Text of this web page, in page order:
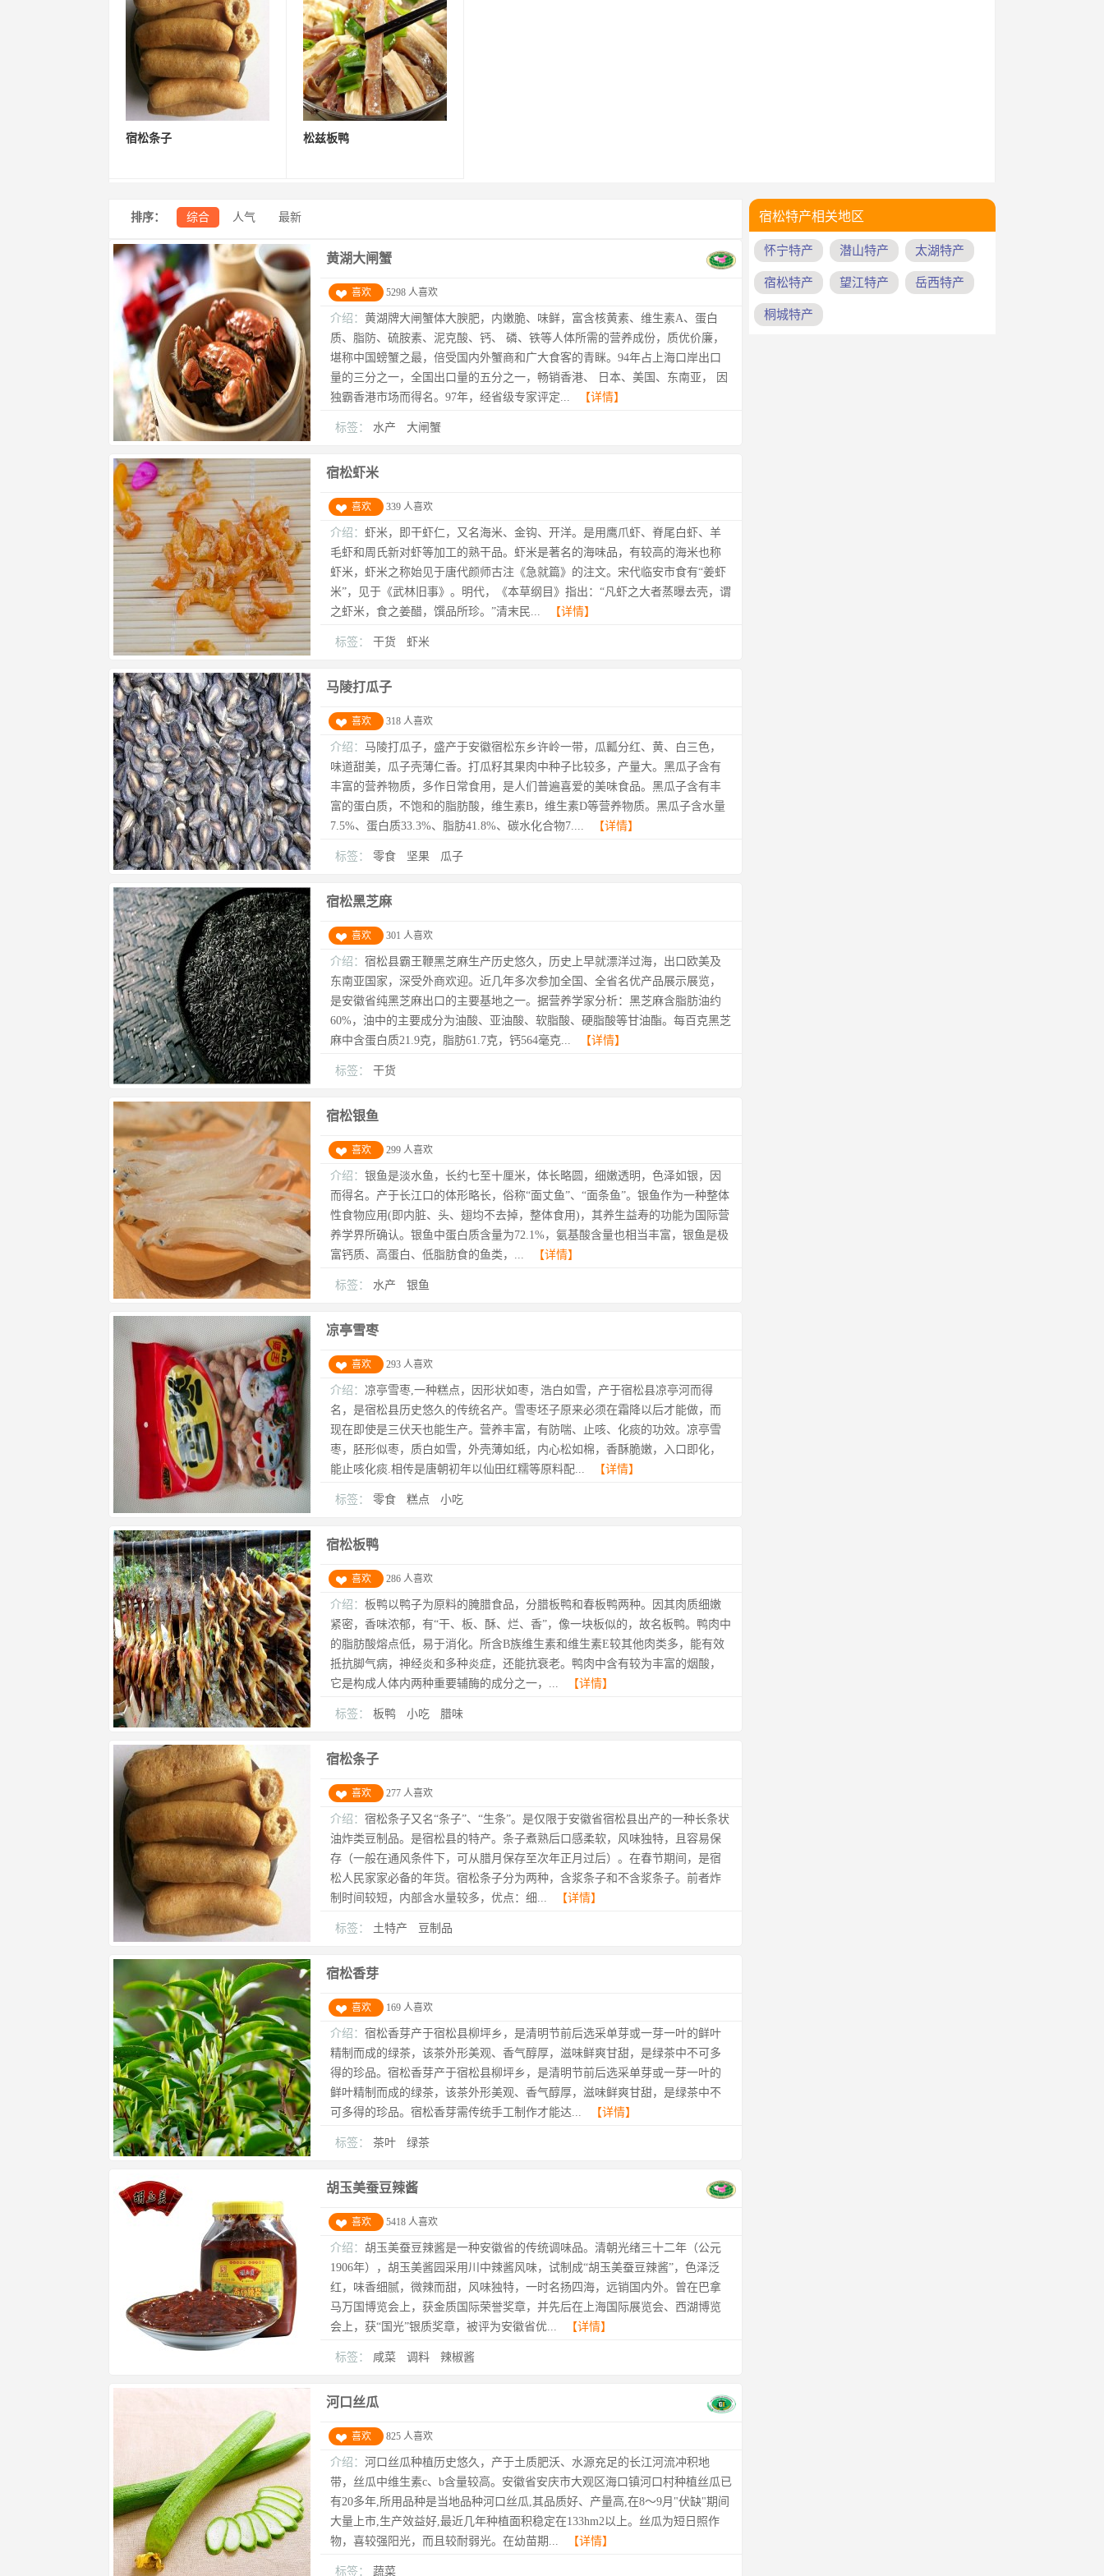
宿松条子 松兹板鸭
排序： 综合 人气 最新
黄湖大闸蟹
喜欢 5298 人喜欢
介绍： 黄湖牌大闸蟹体大腴肥，内嫩脆、味鲜，富含核黄素、维生素A、蛋白
质、脂防、硫胺素、泥克酸、钙、 磷、铁等人体所需的营养成份，质优价廉，
堪称中国螃蟹之最，倍受国内外蟹商和广大食客的青眯。94年占上海口岸出口
量的三分之一，全国出口量的五分之一，畅销香港、 日本、美国、东南亚， 因
独霸香港市场而得名。97年，经省级专家评定...
【详情】
标签： 水产 大闸蟹
宿松虾米
喜欢 339 人喜欢
介绍： 虾米，即干虾仁，又名海米、金钩、开洋。是用鹰爪虾、脊尾白虾、羊
毛虾和周氏新对虾等加工的熟干品。虾米是著名的海味品，有较高的海米也称
虾米，虾米之称始见于唐代颜师古注《急就篇》的注文。宋代临安市食有“姜虾
米”，见于《武林旧事》。明代，《本草纲目》指出：“凡虾之大者蒸曝去壳，谓
之虾米，食之姜醋，馔品所珍。”清末民...
【详情】
标签： 干货 虾米
马陵打瓜子
喜欢 318 人喜欢
介绍： 马陵打瓜子，盛产于安徽宿松东乡许岭一带，瓜瓤分红、黄、白三色，
味道甜美，瓜子壳薄仁香。打瓜籽其果肉中种子比较多，产量大。黑瓜子含有
丰富的营养物质，多作日常食用，是人们普遍喜爱的美味食品。黑瓜子含有丰
富的蛋白质，不饱和的脂肪酸，维生素B，维生素D等营养物质。黑瓜子含水量
7.5%、蛋白质33.3%、脂肪41.8%、碳水化合物7....
【详情】
标签： 零食 坚果 瓜子
宿松黑芝麻
喜欢 301 人喜欢
介绍： 宿松县霸王鞭黑芝麻生产历史悠久，历史上早就漂洋过海，出口欧美及
东南亚国家，深受外商欢迎。近几年多次参加全国、全省名优产品展示展览，
是安徽省纯黑芝麻出口的主要基地之一。据营养学家分析：黑芝麻含脂肪油约
60%，油中的主要成分为油酸、亚油酸、软脂酸、硬脂酸等甘油酯。每百克黑芝
麻中含蛋白质21.9克，脂肪61.7克，钙564毫克...
【详情】
标签： 干货
宿松银鱼
喜欢 299 人喜欢
介绍： 银鱼是淡水鱼，长约七至十厘米，体长略圆，细嫩透明，色泽如银，因
而得名。产于长江口的体形略长，俗称“面丈鱼”、“面条鱼”。银鱼作为一种整体
性食物应用(即内脏、头、翅均不去掉，整体食用)，其养生益寿的功能为国际营
养学界所确认。银鱼中蛋白质含量为72.1%，氨基酸含量也相当丰富，银鱼是极
富钙质、高蛋白、低脂肪食的鱼类，...
【详情】
标签： 水产 银鱼
凉亭雪枣
喜欢 293 人喜欢
介绍： 凉亭雪枣,一种糕点，因形状如枣，浩白如雪，产于宿松县凉亭河而得
名，是宿松县历史悠久的传统名产。雪枣坯子原来必须在霜降以后才能做，而
现在即使是三伏天也能生产。营养丰富，有防喘、止咳、化痰的功效。凉亭雪
枣，胚形似枣，质白如雪，外壳薄如纸，内心松如棉，香酥脆嫩，入口即化，
能止咳化痰.相传是唐朝初年以仙田红糯等原料配...
【详情】
标签： 零食 糕点 小吃
宿松板鸭
喜欢 286 人喜欢
介绍： 板鸭以鸭子为原料的腌腊食品，分腊板鸭和春板鸭两种。因其肉质细嫩
紧密，香味浓郁，有“干、板、酥、烂、香”，像一块板似的，故名板鸭。鸭肉中
的脂肪酸熔点低，易于消化。所含B族维生素和维生素E较其他肉类多，能有效
抵抗脚气病，神经炎和多种炎症，还能抗衰老。鸭肉中含有较为丰富的烟酸，
它是构成人体内两种重要辅酶的成分之一，...
【详情】
标签： 板鸭 小吃 腊味
宿松条子
喜欢 277 人喜欢
介绍： 宿松条子又名“条子”、“生条”。是仅限于安徽省宿松县出产的一种长条状
油炸类豆制品。是宿松县的特产。条子煮熟后口感柔软，风味独特，且容易保
存（一般在通风条件下，可从腊月保存至次年正月过后）。在春节期间，是宿
松人民家家必备的年货。宿松条子分为两种，含浆条子和不含浆条子。前者炸
制时间较短，内部含水量较多，优点：细...
【详情】
标签： 土特产 豆制品
宿松香芽
喜欢 169 人喜欢
介绍： 宿松香芽产于宿松县柳坪乡，是清明节前后选采单芽或一芽一叶的鲜叶
精制而成的绿茶，该茶外形美观、香气醇厚，滋味鲜爽甘甜，是绿茶中不可多
得的珍品。宿松香芽产于宿松县柳坪乡，是清明节前后选采单芽或一芽一叶的
鲜叶精制而成的绿茶，该茶外形美观、香气醇厚，滋味鲜爽甘甜，是绿茶中不
可多得的珍品。宿松香芽需传统手工制作才能达...
【详情】
标签： 茶叶 绿茶
胡玉美蚕豆辣酱
喜欢 5418 人喜欢
介绍： 胡玉美蚕豆辣酱是一种安徽省的传统调味品。清朝光绪三十二年（公元
1906年），胡玉美酱园采用川中辣酱风味，试制成“胡玉美蚕豆辣酱”，色泽泛
红，味香细腻，微辣而甜，风味独特，一时名扬四海，远销国内外。曾在巴拿
马万国博览会上，获金质国际荣誉奖章，并先后在上海国际展览会、西湖博览
会上，获“国光”银质奖章，被评为安徽省优...
【详情】
标签： 咸菜 调料 辣椒酱
河口丝瓜
喜欢 825 人喜欢
介绍： 河口丝瓜种植历史悠久，产于土质肥沃、水源充足的长江河流冲积地
带，丝瓜中维生素c、b含量较高。安徽省安庆市大观区海口镇河口村种植丝瓜已
有20多年,所用品种是当地品种河口丝瓜,其品质好、产量高,在8～9月"伏缺"期间
大量上市,生产效益好,最近几年种植面积稳定在133hm2以上。丝瓜为短日照作
物，喜较强阳光，而且较耐弱光。在幼苗期...
【详情】
标签： 蔬菜
宿松特产相关地区
怀宁特产 潜山特产 太湖特产
宿松特产 望江特产 岳西特产
桐城特产